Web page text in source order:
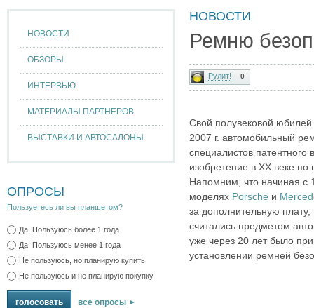
ТАКСИ(278)
+ ДОБАВИТЬ КОМПАНИЮ
НОВОСТИ
ОБЗОРЫ
ИНТЕРВЬЮ
МАТЕРИАЛЫ ПАРТНЕРОВ
ВЫСТАВКИ И АВТОСАЛОНЫ
ОПРОСЫ
Пользуетесь ли вы планшетом?
Да. Пользуюсь более 1 года
Да. Пользуюсь менее 1 года
Не пользуюсь, но планирую купить
Не пользуюсь и не планирую покупку
все опросы
НОВОСТИ
Ремню
Рулит! 0
Свой полувековой юбилей
2007 г. автомобильный
специалистов
изобретение в XX веке
Напомним, что начиная с
моделях Porsche и
за дополнительную
считались предметом
уже через 20 лет было
установлении ремней